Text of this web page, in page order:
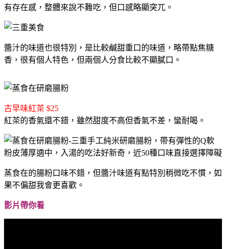
有存在感，整體來說不難吃，但口感略顯突兀。
醬汁的味道也很特別，是比較鹹甜重口的味道，略帶點焦糖
香，很有個人特色，但兩個人分食比較不顯膩口。
古早味紅茶 $25
紅茶的香氣還不錯，雖然甜度不高但香氣不差，蠻耐喝。
蒸食在的腸粉口味不錯，但醬汁味道有點特別稍微吃不慣，如
果不偏甜我會更喜歡。
影片帶你看